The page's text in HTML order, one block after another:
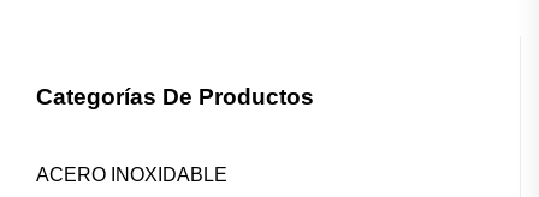
Categorías De Productos
ACERO INOXIDABLE